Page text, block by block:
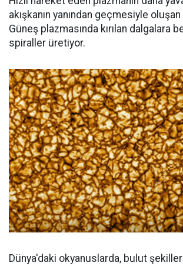
akışkanın yanından geçmesiyle
Güneş plazmasında kırılan dalgalara
spiraller üretiyor.
Dünya'daki okyanuslarda, bulut